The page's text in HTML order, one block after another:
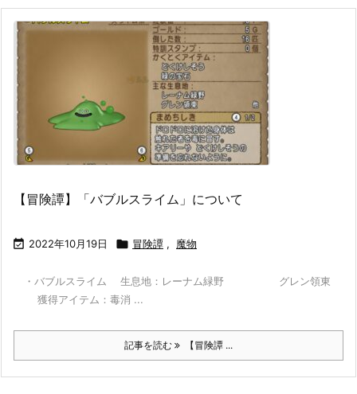
【冒険譚】「バブルスライム」について
 2022年10月19日  冒険譚 , 魔物
・バブルスライム 生息地：レーナム緑野 グレン領東
獲得アイテム：毒消 ...
記事を読む 【冒険譚 ...